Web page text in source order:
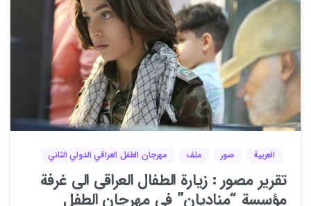
0
العربية صور ملف مهرجان الطفل العراقي الدولي الثاني
تقریر مصور : زيارة الطفال العراقی الى غرفة
مؤسسة “مناديان” فی مهرجان الطفل